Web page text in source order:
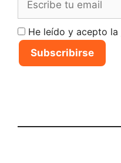
He leído y acepto la